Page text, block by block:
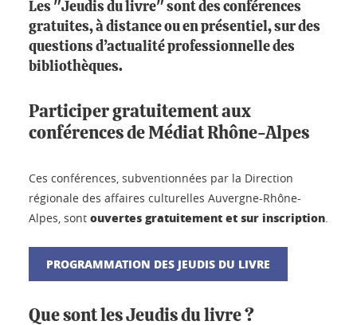
Les "Jeudis du livre" sont des conférences
gratuites, à distance ou en présentiel, sur des
questions d’actualité professionnelle des
bibliothèques.
Participer gratuitement aux
conférences de Médiat Rhône-Alpes
Ces conférences, subventionnées par la Direction
régionale des affaires culturelles Auvergne-Rhône-
Alpes, sont ouvertes gratuitement et sur inscription
PROGRAMMATION DES JEUDIS DU LIVRE
Que sont les Jeudis du livre ?